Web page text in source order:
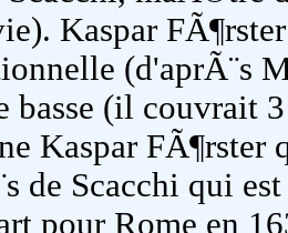
Kaspar
(d'aprÃ¨s
basse (il couvrait
Kaspar
de Scacchi qui
pour Rome en